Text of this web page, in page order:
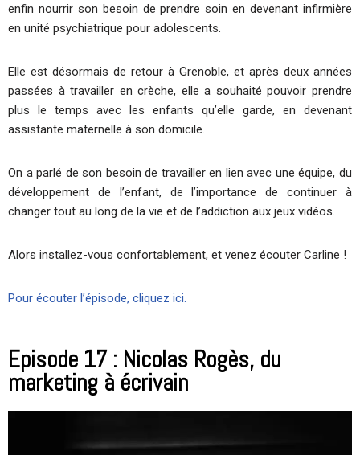
enfin nourrir son besoin de prendre soin en devenant infirmière
en unité psychiatrique pour adolescents.
Elle est désormais de retour à Grenoble, et après deux années
passées à travailler en crèche, elle a souhaité pouvoir prendre
plus le temps avec les enfants qu’elle garde, en devenant
assistante maternelle à son domicile.
On a parlé de son besoin de travailler en lien avec une équipe, du
développement de l’enfant, de l’importance de continuer à
changer tout au long de la vie et de l’addiction aux jeux vidéos.
Alors installez-vous confortablement, et venez écouter Carline !
Pour écouter l’épisode, cliquez ici.
Episode 17 : Nicolas Rogès, du
marketing à écrivain